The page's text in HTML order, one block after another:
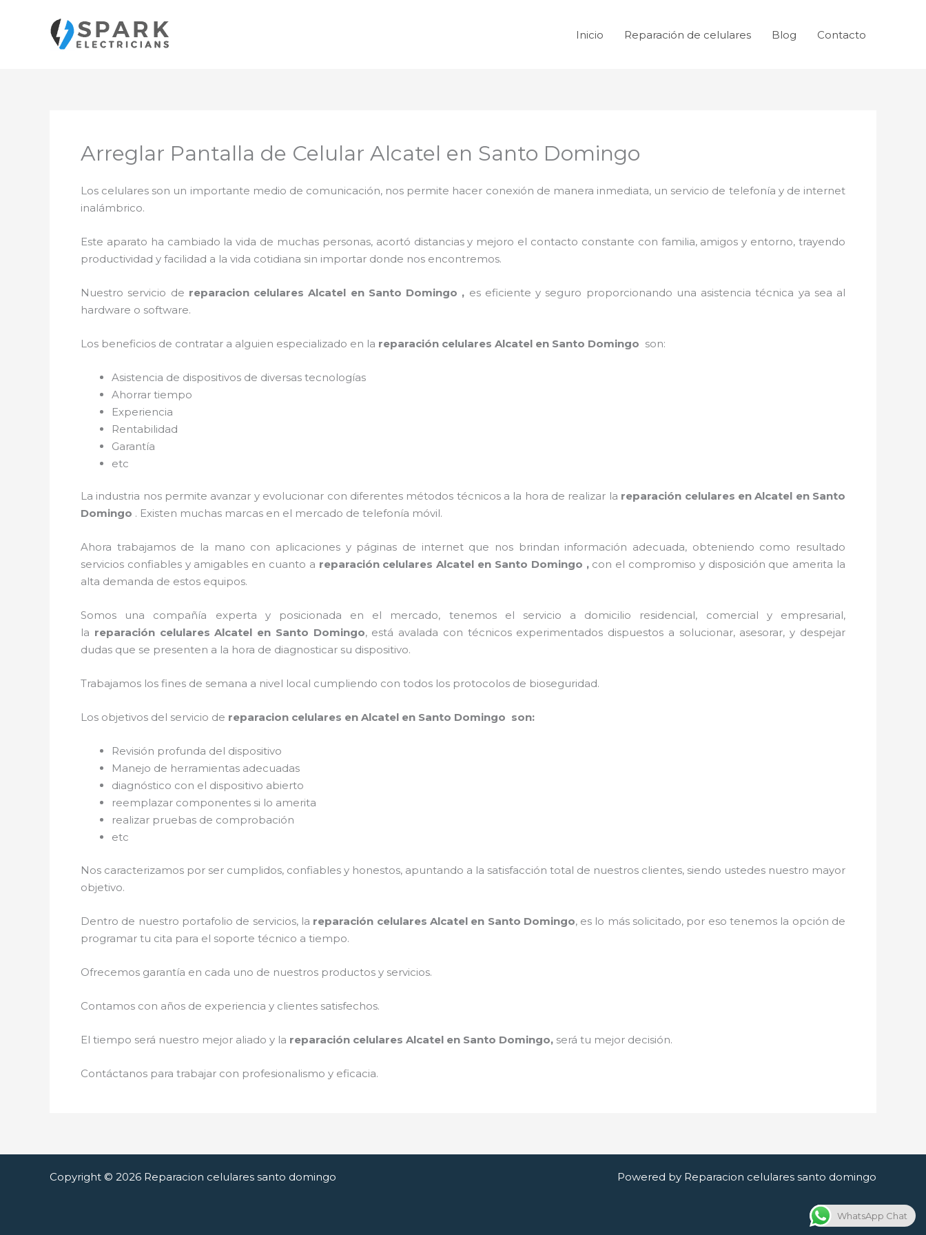
contenido
Inicio Reparación de celulares Blog Contacto
Arreglar Pantalla de Celular Alcatel en Santo Domingo
Los celulares son un importante medio de comunicación, nos permite hacer conexión de manera inmediata, un servicio de telefonía y de internet
inalámbrico.
Este aparato ha cambiado la vida de muchas personas, acortó distancias y mejoro el contacto constante con familia, amigos y entorno, trayendo
productividad y facilidad a la vida cotidiana sin importar donde nos encontremos.
Nuestro servicio de reparacion celulares Alcatel en Santo Domingo , es eficiente y seguro proporcionando una asistencia técnica ya sea al
hardware o software.
Los beneficios de contratar a alguien especializado en la reparación celulares Alcatel en Santo Domingo son:
Asistencia de dispositivos de diversas tecnologías
Ahorrar tiempo
Experiencia
Rentabilidad
Garantía
etc
La industria nos permite avanzar y evolucionar con diferentes métodos técnicos a la hora de realizar la reparación celulares en Alcatel en Santo
Domingo . Existen muchas marcas en el mercado de telefonía móvil.
Ahora trabajamos de la mano con aplicaciones y páginas de internet que nos brindan información adecuada, obteniendo como resultado
servicios confiables y amigables en cuanto a reparación celulares Alcatel en Santo Domingo , con el compromiso y disposición que amerita la
alta demanda de estos equipos.
Somos una compañía experta y posicionada en el mercado, tenemos el servicio a domicilio residencial, comercial y empresarial,
la reparación celulares Alcatel en Santo Domingo, está avalada con técnicos experimentados dispuestos a solucionar, asesorar, y despejar
dudas que se presenten a la hora de diagnosticar su dispositivo.
Trabajamos los fines de semana a nivel local cumpliendo con todos los protocolos de bioseguridad.
Los objetivos del servicio de reparacion celulares en Alcatel en Santo Domingo son:
Revisión profunda del dispositivo
Manejo de herramientas adecuadas
diagnóstico con el dispositivo abierto
reemplazar componentes si lo amerita
realizar pruebas de comprobación
etc
Nos caracterizamos por ser cumplidos, confiables y honestos, apuntando a la satisfacción total de nuestros clientes, siendo ustedes nuestro mayor
objetivo.
Dentro de nuestro portafolio de servicios, la reparación celulares Alcatel en Santo Domingo, es lo más solicitado, por eso tenemos la opción de
programar tu cita para el soporte técnico a tiempo.
Ofrecemos garantía en cada uno de nuestros productos y servicios.
Contamos con años de experiencia y clientes satisfechos.
El tiempo será nuestro mejor aliado y la reparación celulares Alcatel en Santo Domingo, será tu mejor decisión.
Contáctanos para trabajar con profesionalismo y eficacia.
Copyright © 2026 Reparacion celulares santo domingo Powered by Reparacion celulares santo domingo
WhatsApp Chat